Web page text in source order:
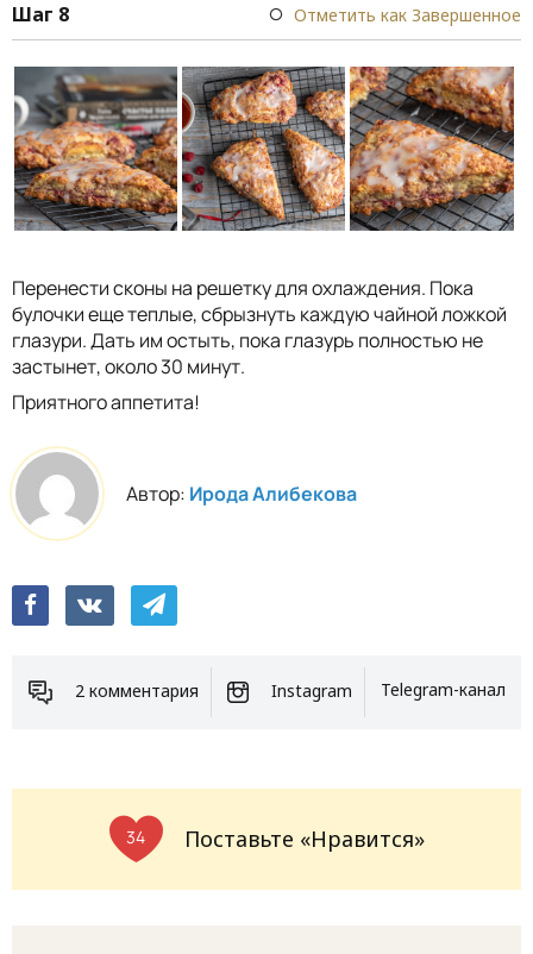
Шаг 8 Отметить как Завершенное
Перенести сконы на решетку для охлаждения. Пока
булочки еще теплые, сбрызнуть каждую чайной ложкой
глазури. Дать им остыть, пока глазурь полностью не
застынет, около 30 минут.
Приятного аппетита!
Автор: Ирода Алибекова
2 комментария Instagram Telegram-канал
34 Поставьте «Нравится»